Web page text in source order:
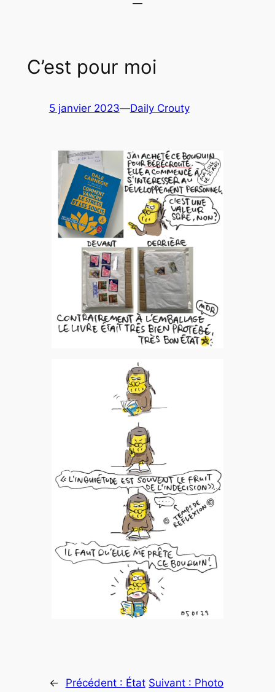
C’est pour moi
5 janvier 2023—Daily Crouty
← Précédent : État Suivant : Photo